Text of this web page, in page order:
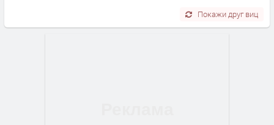
Покажи друг виц